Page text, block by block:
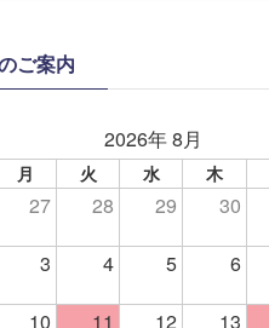
ご案内
2026年 8月
月 火 水 木
27 28 29 30
3 4 5 6
10 11 12 13